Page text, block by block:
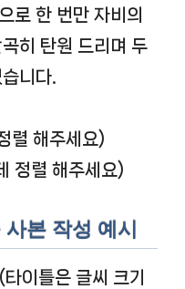
로 한 번만 자비의
히 탄원 드리며 두
니다.
렬 해주세요)
정렬 해주세요)
본 작성 예시
(타이틀은 글씨 크기